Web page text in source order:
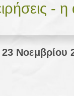
-
Νοεμβρίου